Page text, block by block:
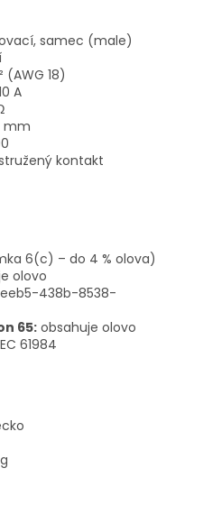
samec (male)
(AWG 18)
A
mm
kontakt
6(c) – do 4 % olova)
olovo
438b-8538-
65: obsahuje olovo
61984